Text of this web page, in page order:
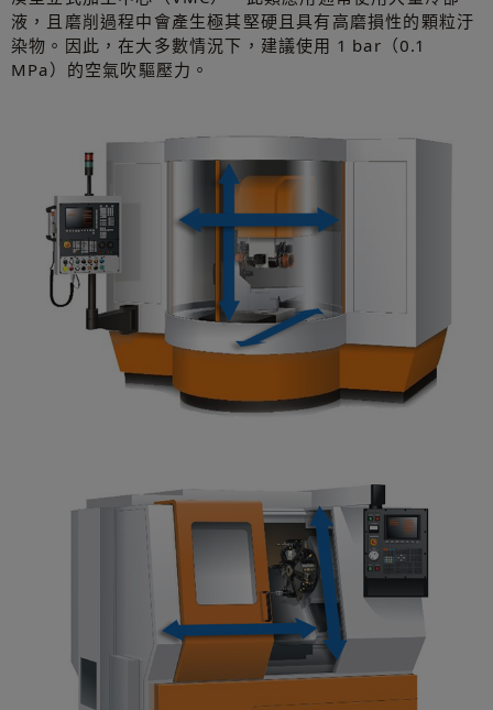
液，且磨削過程中會產生極其堅硬且具有高磨損性的顆粒汙
染物。因此，在大多數情況下，建議使用 1 bar（0.1
MPa）的空氣吹驅壓力。